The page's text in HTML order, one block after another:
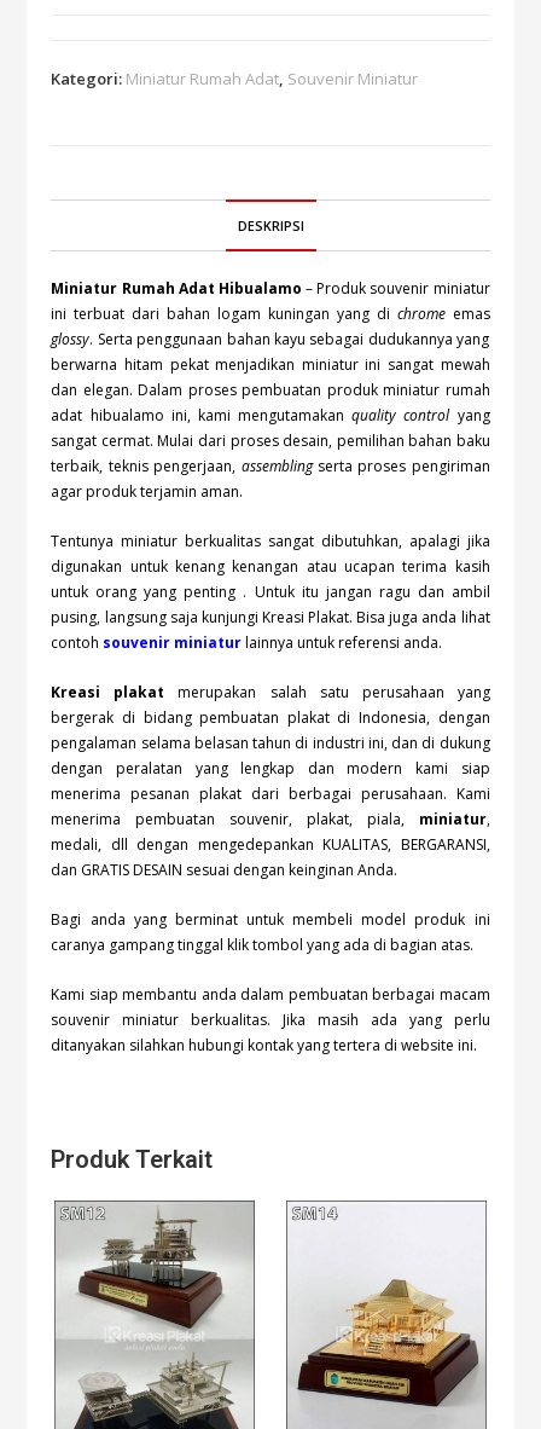
Kategori: Miniatur Rumah Adat, Souvenir Miniatur
DESKRIPSI
Miniatur Rumah Adat Hibualamo – Produk souvenir miniatur
ini terbuat dari bahan logam kuningan yang di chrome emas
glossy. Serta penggunaan bahan kayu sebagai dudukannya yang
berwarna hitam pekat menjadikan miniatur ini sangat mewah
dan elegan. Dalam proses pembuatan produk miniatur rumah
adat hibualamo ini, kami mengutamakanquality controlyang
sangat cermat. Mulai dari proses desain, pemilihan bahan baku
terbaik, teknis pengerjaan, assemblingserta proses pengiriman
agar produk terjamin aman.
Tentunya miniatur berkualitas sangat dibutuhkan, apalagi jika
digunakan untuk kenang kenangan atau ucapan terima kasih
untuk orang yang penting . Untuk itu jangan ragu dan ambil
pusing, langsung saja kunjungi Kreasi Plakat. Bisa juga anda lihat
contoh souvenir miniaturlainnya untuk referensi anda.
Kreasi plakat merupakan salah satu perusahaan yang
bergerak di bidang pembuatan plakat di Indonesia, dengan
pengalaman selama belasan tahun di industri ini, dan di dukung
dengan peralatan yang lengkap dan modern kami siap
menerima pesanan plakat dari berbagai perusahaan. Kami
menerima pembuatan souvenir, plakat, piala, miniatur,
medali, dll dengan mengedepankan KUALITAS, BERGARANSI,
dan GRATIS DESAIN sesuai dengan keinginan Anda.
Bagi anda yang berminat untuk membeli model produk ini
caranya gampang tinggal klik tombolyang ada di bagian atas.
Kami siap membantu anda dalam pembuatan berbagai macam
souvenir miniatur berkualitas. Jika masih ada yang perlu
ditanyakan silahkan hubungi kontak yang tertera di website ini.
Produk Terkait